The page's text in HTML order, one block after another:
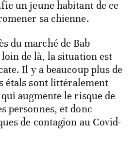
un jeune habitant de ce
sa chienne.
du marché de Bab
de là, la situation est
Il y a beaucoup plus de
étals sont littéralement
augmente le risque de
personnes, et donc
de contagion au Covid-